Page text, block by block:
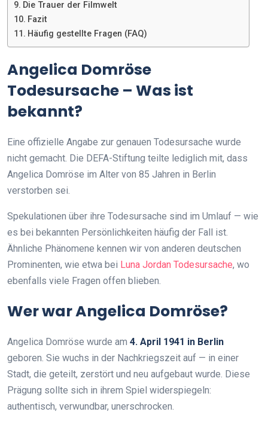
Die Trauer der Filmwelt
Fazit
Häufig gestellte Fragen (FAQ)
Angelica Domröse
Todesursache – Was ist
bekannt?
Eine offizielle Angabe zur genauen Todesursache wurde
nicht gemacht. Die DEFA-Stiftung teilte lediglich mit, dass
Angelica Domröse im Alter von 85 Jahren in Berlin
verstorben sei.
Spekulationen über ihre Todesursache sind im Umlauf — wie
es bei bekannten Persönlichkeiten häufig der Fall ist.
Ähnliche Phänomene kennen wir von anderen deutschen
Prominenten, wie etwa bei Luna Jordan Todesursache, wo
ebenfalls viele Fragen offen blieben.
Wer war Angelica Domröse?
Angelica Domröse wurde am 4. April 1941 in Berlin
geboren. Sie wuchs in der Nachkriegszeit auf — in einer
Stadt, die geteilt, zerstört und neu aufgebaut wurde. Diese
Prägung sollte sich in ihrem Spiel widerspiegeln:
authentisch, verwundbar, unerschrocken.